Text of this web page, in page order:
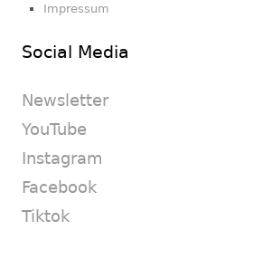
Impressum
Social Media
Newsletter
YouTube
Instagram
Facebook
Tiktok